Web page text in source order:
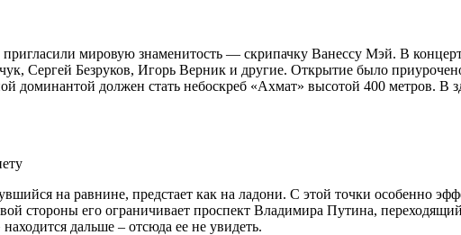
мировую знаменитость — скрипачку Ванессу Мэй. В
Сергей Безруков, Игорь Верник и другие. Открытие было
доминантой должен стать небоскреб «Ахмат» высотой 400 метров. В
на равнине, предстает как на ладони. С этой точки особенно
стороны его ограничивает проспект Владимира Путина,
дальше – отсюда ее не увидеть.